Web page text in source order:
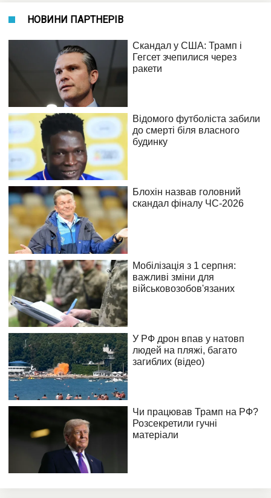
НОВИНИ ПАРТНЕРІВ